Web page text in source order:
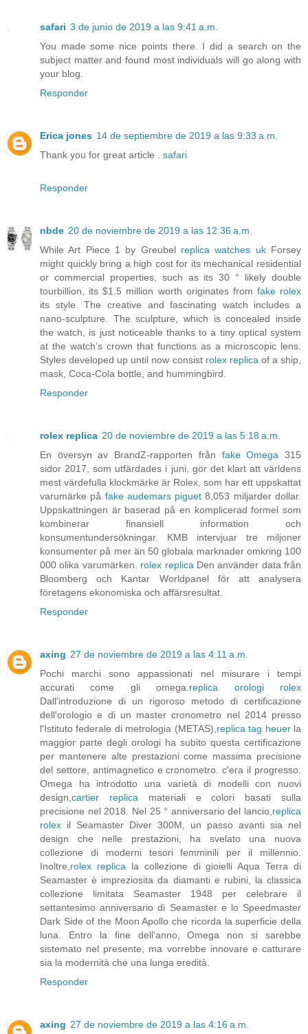
safari 3 de junio de 2019 a las 9:41 a.m.
You made some nice points there. I did a search on the
subject matter and found most individuals will go along with
your blog.
Responder
Erica jones 14 de septiembre de 2019 a las 9:33 a.m.
Thank you for great article . safari
Responder
nbde 20 de noviembre de 2019 a las 12:36 a.m.
While Art Piece 1 by Greubel replica watches ukForsey
might quickly bring a high cost for its mechanical residential
or commercial properties, such as its 30 ° likely double
tourbillion, its $1.5 million worth originates from fake rolex
its style. The creative and fascinating watch includes a
nano-sculpture. The sculpture, which is concealed inside
the watch, is just noticeable thanks to a tiny optical system
at the watch’s crown that functions as a microscopic lens.
Styles developed up until now consist rolex replicaof a ship,
mask, Coca-Cola bottle, and hummingbird.
Responder
rolex replica 20 de noviembre de 2019 a las 5:18 a.m.
En översyn av BrandZ-rapporten från fake Omega 315
sidor 2017, som utfärdades i juni, gör det klart att världens
mest värdefulla klockmärke är Rolex, som har ett uppskattat
varumärke på fake audemars piguet 8,053 miljarder dollar.
Uppskattningen är baserad på en komplicerad formel som
kombinerar finansiell information och
konsumentundersökningar. KMB intervjuar tre miljoner
konsumenter på mer än 50 globala marknader omkring 100
000 olika varumärken. rolex replicaDen använder data från
Bloomberg och Kantar Worldpanel för att analysera
företagens ekonomiska och affärsresultat.
Responder
axing 27 de noviembre de 2019 a las 4:11 a.m.
Pochi marchi sono appassionati nel misurare i tempi
accurati come gli omega.replica orologi rolex
Dall'introduzione di un rigoroso metodo di certificazione
dell'orologio e di un master cronometro nel 2014 presso
l'Istituto federale di metrologia (METAS),replica tag heuerla
maggior parte degli orologi ha subito questa certificazione
per mantenere alte prestazioni come massima precisione
del settore, antimagnetico e cronometro. c'era il progresso.
Omega ha introdotto una varietà di modelli con nuovi
design,cartier replicamateriali e colori basati sulla
precisione nel 2018. Nel 25 ° anniversario del lancio,replica
rolex il Seamaster Diver 300M, un passo avanti sia nel
design che nelle prestazioni, ha svelato una nuova
collezione di moderni tesori femminili per il millennio.
Inoltre,rolex replicala collezione di gioielli Aqua Terra di
Seamaster è impreziosita da diamanti e rubini, la classica
collezione limitata Seamaster 1948 per celebrare il
settantesimo anniversario di Seamaster e lo Speedmaster
Dark Side of the Moon Apollo che ricorda la superficie della
luna. Entro la fine dell'anno, Omega non si sarebbe
sistemato nel presente, ma vorrebbe innovare e catturare
sia la modernità che una lunga eredità.
Responder
axing 27 de noviembre de 2019 a las 4:16 a.m.